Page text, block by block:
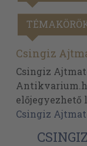
Csingiz
Csingiz
Csingiz